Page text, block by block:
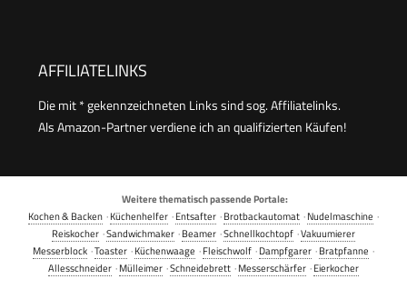
AFFILIATELINKS
Die mit * gekennzeichneten Links sind sog. Affiliatelinks.
Als Amazon-Partner verdiene ich an qualifizierten Käufen!
Weitere thematisch passende Portale:
Kochen & Backen ·Küchenhelfer ·Entsafter ·Brotbackautomat ·Nudelmaschine ·
Reiskocher ·Sandwichmaker ·Beamer ·Schnellkochtopf ·Vakuumierer
Messerblock ·Toaster ·Küchenwaage ·Fleischwolf ·Dampfgarer ·Bratpfanne ·
Allesschneider ·Mülleimer ·Schneidebrett ·Messerschärfer ·Eierkocher